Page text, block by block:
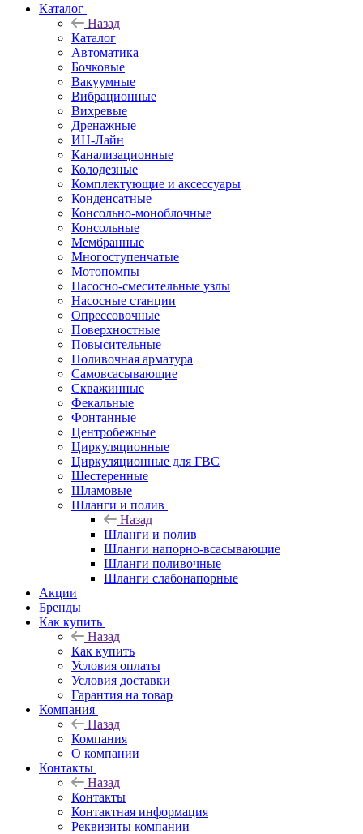
Каталог
Назад
Каталог
Автоматика
Бочковые
Вакуумные
Вибрационные
Вихревые
Дренажные
ИН-Лайн
Канализационные
Колодезные
Комплектующие и аксессуары
Конденсатные
Консольно-моноблочные
Консольные
Мембранные
Многоступенчатые
Мотопомпы
Насосно-смесительные узлы
Насосные станции
Опрессовочные
Поверхностные
Повысительные
Поливочная арматура
Самовсасывающие
Скважинные
Фекальные
Фонтанные
Центробежные
Циркуляционные
Циркуляционные для ГВС
Шестеренные
Шламовые
Шланги и полив
Назад
Шланги и полив
Шланги напорно-всасывающие
Шланги поливочные
Шланги слабонапорные
Акции
Бренды
Как купить
Назад
Как купить
Условия оплаты
Условия доставки
Гарантия на товар
Компания
Назад
Компания
О компании
Контакты
Назад
Контакты
Контактная информация
Реквизиты компании